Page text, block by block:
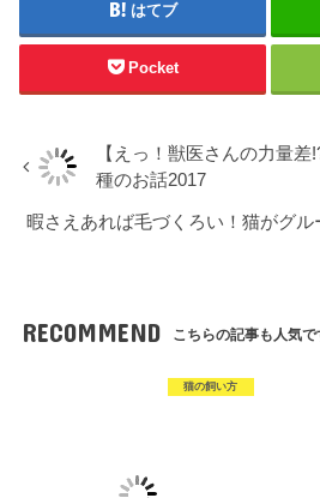
はてブ
Pocket
【えっ！獣医さんの力量
種のお話2017
暇さえあれば毛づくろい！猫がグル
RECOMMEND こちらの記事も人気で
猫の飼い方